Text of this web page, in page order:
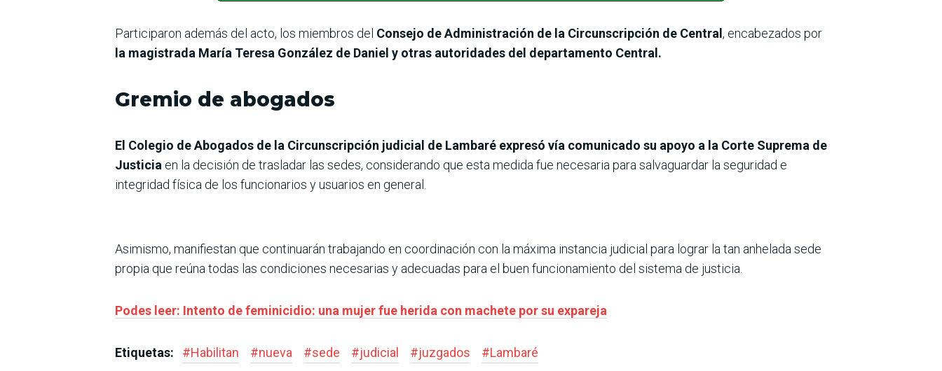
Participaron además del acto, los miembros del Consejo de Administración de la Circunscripción de Central , encabezados por
la magistrada María Teresa González de Daniel y otras autoridades del departamento Central.
Gremio de abogados
El Colegio de Abogados de la Circunscripción judicial de Lambaré expresó vía comunicado su apoyo a la Corte Suprema de
Justicia en la decisión de trasladar las sedes, considerando que esta medida fue necesaria para salvaguardar la seguridad e
integridad física de los funcionarios y usuarios en general.
Asimismo, manifiestan que continuarán trabajando en coordinación con la máxima instancia judicial para lograr la tan anhelada sede
propia que reúna todas las condiciones necesarias y adecuadas para el buen funcionamiento del sistema de justicia.
Podes leer: Intento de feminicidio: una mujer fue herida con machete por su expareja
Etiquetas: #Habilitan #nueva #sede #judicial #juzgados #Lambaré